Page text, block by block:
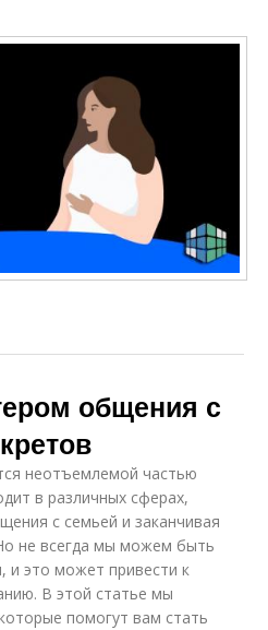
общения с
неотъемлемой частью
в различных сферах,
с семьей и заканчивая
не всегда мы можем быть
это может привести к
В этой статье мы
помогут вам стать